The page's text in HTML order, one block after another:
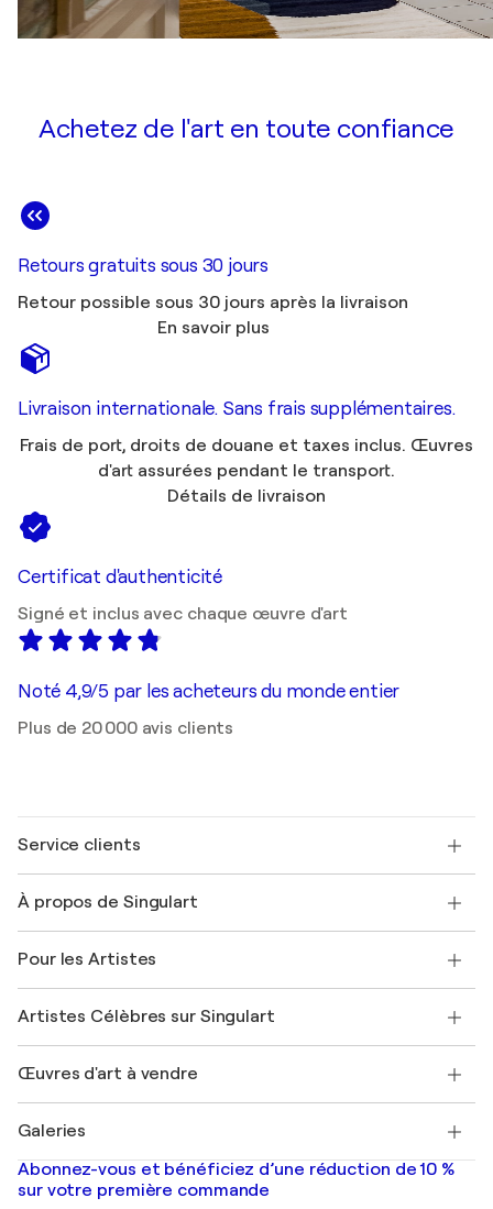
Achetez de l'art en toute confiance
Retours gratuits sous 30 jours
Retour possible sous 30 jours après la livraison
En savoir plus
Livraison internationale. Sans frais supplémentaires.
Frais de port, droits de douane et taxes inclus. Œuvres
d'art assurées pendant le transport.
Détails de livraison
Certificat d'authenticité
Signé et inclus avec chaque œuvre d'art
Noté 4,9/5 par les acheteurs du monde entier
Plus de 20 000 avis clients
Service clients
Expédition
Offrir une carte cadeau
Rejoignez notre programme commercial
Mon compte
+33 1 76 44 06 42
À propos de Singulart
FAQ
Magazine Singulart
Emplois
Découvrez une sélection d'art original
Pour les Artistes
Se connecter en tant qu'Artiste
Artistes Célèbres sur Singulart
Marc Chagall
Banksy
Mr. Brainwash
Shepard Fairey
Œuvres d'art à vendre
Tableaux abstraits à vendre
Peintures de paysage
Estampes
Galeries
Galeries d'art en France
Galeries d'art en Belgique
Abonnez-vous et bénéficiez d’une réduction de 10 %
sur votre première commande